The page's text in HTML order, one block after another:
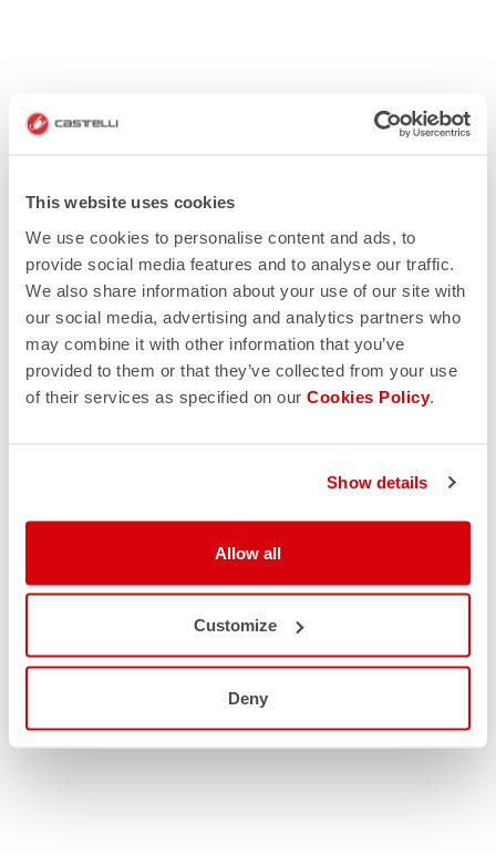
This website uses cookies
We use cookies to personalise content and ads, to
provide social media features and to analyse our traffic.
We also share information about your use of our site with
our social media, advertising and analytics partners who
may combine it with other information that you’ve
provided to them or that they’ve collected from your use
of their services as specified on our Cookies Policy.
Show details
Allow all
Customize
Deny